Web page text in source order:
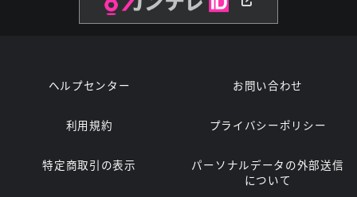
ヘルプセンター お問い合わせ
利用規約 プライバシーポリシー
特定商取引の表示
パーソナルデータの外部送信
について